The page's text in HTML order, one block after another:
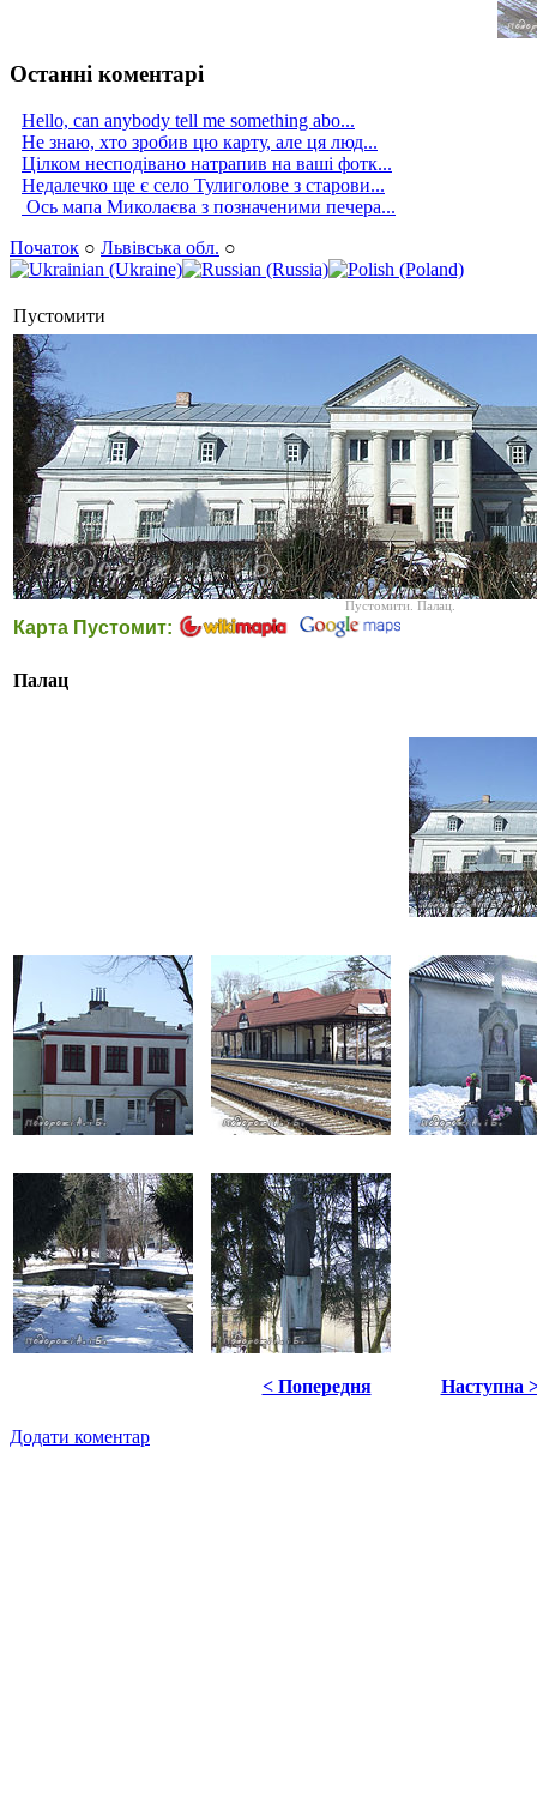
Останні коментарі
Hello, can anybody tell me something abo...
Не знаю, хто зробив цю карту, але ця люд...
Цілком несподівано натрапив на ваші фотк...
Недалечко ще є село Тулиголове з старови...
Ось мапа Миколаєва з позначеними печера...
Початок ○ Львівська обл. ○
Пустомити
Пустомити. Палац.
Карта Пустомит:
Палац
< Попередня Наступна
Додати коментар